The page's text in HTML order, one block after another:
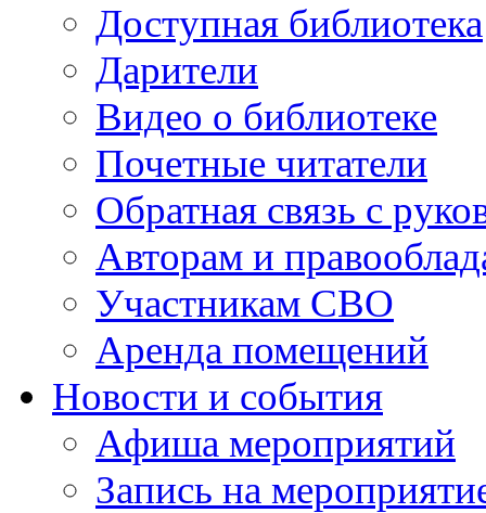
Доступная библиотека
Дарители
Видео о библиотеке
Почетные читатели
Обратная связь с
Авторам и
Участникам СВО
Аренда помещений
Новости и события
Афиша мероприятий
Запись на